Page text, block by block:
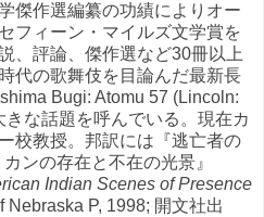
傑作選編纂の功績によりオー
フィーン・マイルズ文学賞を
、評論、傑作選など30冊以上
代の歌舞伎を目論んだ最新長
Bugi: Atomu 57 (Lincoln:
きな話題を呼んでいる。現在カ
校教授。邦訳には『逃亡者の
ンの存在と不在の光景』
Indian Scenes of Presence
Nebraska P, 1998; 開文社出